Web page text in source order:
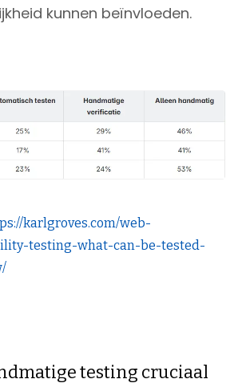
kunnen beïnvloeden.
karlgroves.com/web-
testing-what-can-be-tested-
testing cruciaal